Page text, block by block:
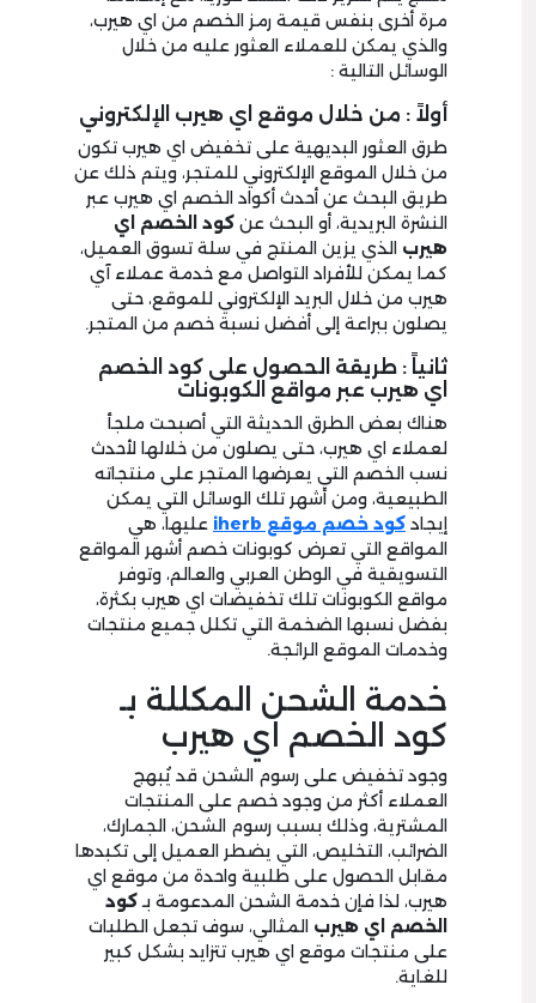
مرة أخرى بنفس قيمة رمز الخصم من اي هيرب،
والذي يمكن للعملاء العثور عليه من خلال
الوسائل التالية :
أولاً : من خلال موقع اي هيرب الإلكتروني
طرق العثور البديهية على تخفيض اي هيرب تكون
من خلال الموقع الإلكتروني للمتجر، ويتم ذلك عن
طريق البحث عن أحدث أكواد الخصم اي هيرب عبر
النشرة البريدية، أو البحث عن كود الخصم اي
هيرب الذي يزين المنتج في سلة تسوق العميل،
كما يمكن للأفراد التواصل مع خدمة عملاء آي
هيرب من خلال البريد الإلكتروني للموقع، حتى
يصلون ببراعة إلى أفضل نسبة خصم من المتجر.
ثانياً : طريقة الحصول على كود الخصم
اي هيرب عبر مواقع الكوبونات
هناك بعض الطرق الحديثة التي أصبحت ملجأ
لعملاء اي هيرب، حتى يصلون من خلالها لأحدث
نسب الخصم التي يعرضها المتجر على منتجاته
الطبيعية، ومن أشهر تلك الوسائل التي يمكن
إيجاد كود خصم موقع iherb عليها، هي
المواقع التي تعرض كوبونات خصم أشهر المواقع
التسويقية في الوطن العربي والعالم، وتوفر
مواقع الكوبونات تلك تخفيضات اي هيرب بكثرة،
بفضل نسبها الضخمة التي تكلل جميع منتجات
وخدمات الموقع الرائجة.
خدمة الشحن المكللة بـ
كود الخصم اي هيرب
وجود تخفيض على رسوم الشحن قد يُبهج
العملاء أكثر من وجود خصم على المنتجات
المشترية، وذلك بسبب رسوم الشحن، الجمارك،
الضرائب، التخليص، التي يضطر العميل إلى تكبدها
مقابل الحصول على طلبية واحدة من موقع اي
هيرب، لذا فإن خدمة الشحن المدعومة بـكود
الخصم اي هيرب المثالي، سوف تجعل الطلبات
على منتجات موقع اي هيرب تتزايد بشكل كبير
للغاية.